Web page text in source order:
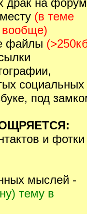
драк на
(в теме
вообще)
файлы
социальных
под
и
мыслей -
тему в